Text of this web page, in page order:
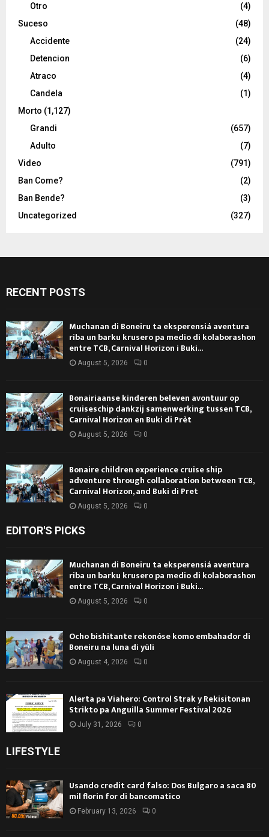
Otro
(4)
Suceso
(48)
Accidente
(24)
Detencion
(6)
Atraco
(4)
Candela
(1)
Morto (1,127)
Grandi
(657)
Adulto
(7)
Video
(791)
Ban Come?
(2)
Ban Bende?
(3)
Uncategorized
(327)
RECENT POSTS
Muchanan di Boneiru ta eksperensiá aventura
riba un barku krusero pa medio di kolaborashon
entre TCB, Carnival Horizon i Buki...
August 5, 2026 0
Bonairiaanse kinderen beleven avontuur op
cruiseschip dankzij samenwerking tussen TCB,
Carnival Horizon en Buki di Prèt
August 5, 2026 0
Bonaire children experience cruise ship
adventure through collaboration between TCB,
Carnival Horizon, and Buki di Pret
August 5, 2026 0
EDITOR'S PICKS
Muchanan di Boneiru ta eksperensiá aventura
riba un barku krusero pa medio di kolaborashon
entre TCB, Carnival Horizon i Buki...
August 5, 2026 0
Ocho bishitante rekonóse komo embahador di
Boneiru na luna di yüli
August 4, 2026 0
Alerta pa Viahero: Control Strak y Rekisitonan
Strikto pa Anguilla Summer Festival 2026
July 31, 2026 0
LIFESTYLE
Usando credit card falso: Dos Bulgaro a saca 80
mil florin for di bancomatico
February 13, 2026 0